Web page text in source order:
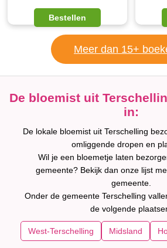
Bestellen
Meer dan 15+
De bloemist uit
in:
De lokale bloemist uit Terschelling
omliggende dropen en
Wil je een bloemetje laten
gemeente? Bekijk dan onze lijst
gemeente.
Onder de gemeente Terschelling
de volgende
West-Terschelling Midsland